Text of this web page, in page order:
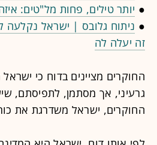
● יותר טילים, פחות מל"טים:
● ניתוח גלובס | ישראל
זה יעלה לה
החוקרים מציינים בדוח כי
גרעיני, אך מסתמן, לתפיסתם,
החוקרים, ישראל משדרגת את